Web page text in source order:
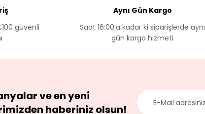
güvenli
Aynı Gün Kargo
Saat 16:00’a kadar ki siparişlerde aynı
gün kargo hizmeti
ve en yeni
haberiniz olsun!